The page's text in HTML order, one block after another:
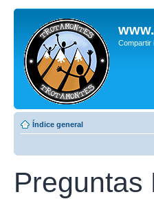
Compartir
Índice general
Preguntas